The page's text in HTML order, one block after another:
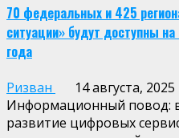
70 федеральных и 425
ситуации» будут доступны
года
Ризван
14 августа, 2025
Информационный повод:
развитие цифровых